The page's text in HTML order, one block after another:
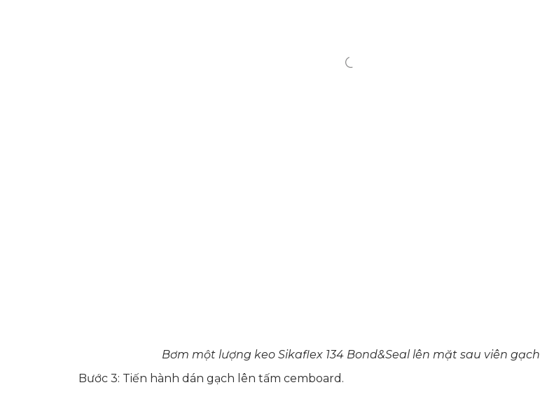
Bơm một lượng keo Sikaflex 134 Bond&Seal lên mặt sau viên gạch
Bước 3: Tiến hành dán gạch lên tấm cemboard .